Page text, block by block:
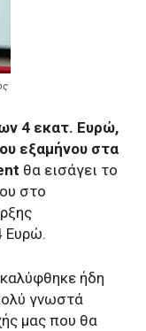
4 εκατ. Ευρώ,
εξαμήνου στα
θα εισάγει το
στο
Ευρώ.
ήδη
γνωστά
μας που θα